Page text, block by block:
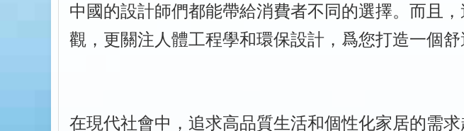
中國的設計師們都能帶給消費者不同的選擇。而且
觀，更關注人體工程學和環保設計，爲您打造一個舒
在現代社會中，追求高品質生活和個性化家居的需